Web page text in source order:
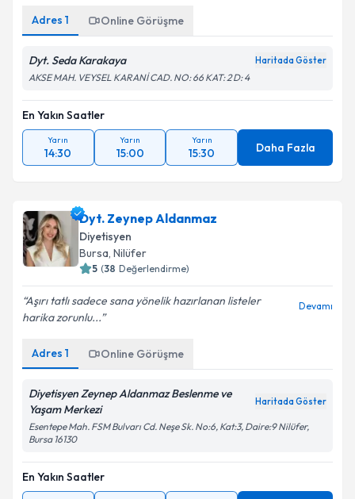
Adres 1 Online Görüşme
Dyt. Seda Karakaya Haritada Göster
AKSE MAH. VEYSEL KARANİ CAD. NO: 66 KAT: 2 D: 4
En Yakın Saatler
Yarın
14:30
Yarın
15:00
Yarın
15:30 Daha Fazla
Dyt. Zeynep Aldanmaz
Diyetisyen
Bursa, Nilüfer
5 (38 Değerlendirme)
Aşırı tatlı sadece sana yönelik hazırlanan listeler
harika zorunlu...
Devamı
Adres 1 Online Görüşme
Diyetisyen Zeynep Aldanmaz Beslenme ve
Yaşam Merkezi
Haritada Göster
Esentepe Mah. FSM Bulvarı Cd. Neşe Sk. No:6, Kat:3, Daire:9 Nilüfer,
Bursa 16130
En Yakın Saatler